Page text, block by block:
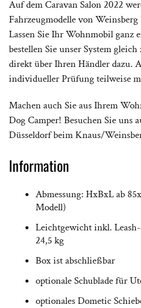
Auf dem Caravan Salon 2022
Fahrzeugmodelle von
Lassen Sie Ihr Wohnmobil ganz
bestellen Sie unser System
direkt über Ihren Händler dazu.
individueller Prüfung teilweise
Machen auch Sie aus Ihrem
Dog Camper! Besuchen Sie uns
Düsseldorf beim Knaus/
Information
Abmessung: HxBxL ab
Modell)
Leichtgewicht inkl.
24,5 kg
Box ist abschließbar
optionale Schublade für
optionales Dometic